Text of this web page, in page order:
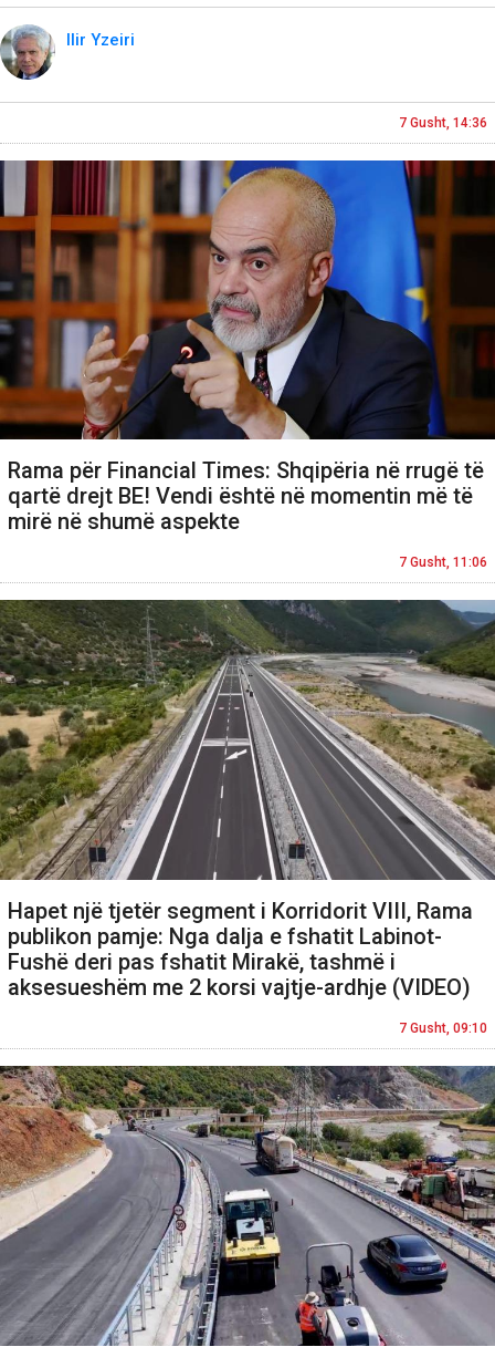
Ilir Yzeiri
7 Gusht, 14:36
Rama për Financial Times: Shqipëria në rrugë të
qartë drejt BE! Vendi është në momentin më të
mirë në shumë aspekte
7 Gusht, 11:06
Hapet një tjetër segment i Korridorit VIII, Rama
publikon pamje: Nga dalja e fshatit Labinot-
Fushë deri pas fshatit Mirakë, tashmë i
aksesueshëm me 2 korsi vajtje-ardhje (VIDEO)
7 Gusht, 09:10